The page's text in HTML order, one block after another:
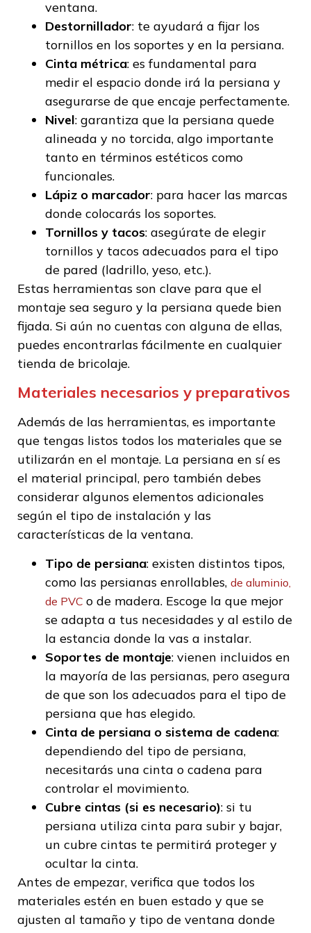
ventana.
Destornillador: te ayudará a fijar los
tornillos en los soportes y en la persiana.
Cinta métrica: es fundamental para
medir el espacio donde irá la persiana y
asegurarse de que encaje perfectamente.
Nivel: garantiza que la persiana quede
alineada y no torcida, algo importante
tanto en términos estéticos como
funcionales.
Lápiz o marcador: para hacer las marcas
donde colocarás los soportes.
Tornillos y tacos: asegúrate de elegir
tornillos y tacos adecuados para el tipo
de pared (ladrillo, yeso, etc.).
Estas herramientas son clave para que el
montaje sea seguro y la persiana quede bien
fijada. Si aún no cuentas con alguna de ellas,
puedes encontrarlas fácilmente en cualquier
tienda de bricolaje.
Materiales necesarios y preparativos
Además de las herramientas, es importante
que tengas listos todos los materiales que se
utilizarán en el montaje. La persiana en sí es
el material principal, pero también debes
considerar algunos elementos adicionales
según el tipo de instalación y las
características de la ventana.
Tipo de persiana: existen distintos tipos,
como las persianas enrollables, de aluminio,
de PVC o de madera. Escoge la que mejor
se adapta a tus necesidades y al estilo de
la estancia donde la vas a instalar.
Soportes de montaje: vienen incluidos en
la mayoría de las persianas, pero asegura
de que son los adecuados para el tipo de
persiana que has elegido.
Cinta de persiana o sistema de cadena:
dependiendo del tipo de persiana,
necesitarás una cinta o cadena para
controlar el movimiento.
Cubre cintas (si es necesario): si tu
persiana utiliza cinta para subir y bajar,
un cubre cintas te permitirá proteger y
ocultar la cinta.
Antes de empezar, verifica que todos los
materiales estén en buen estado y que se
ajusten al tamaño y tipo de ventana donde